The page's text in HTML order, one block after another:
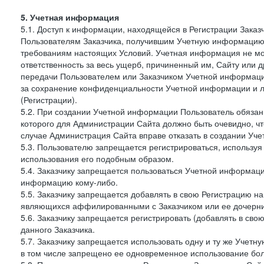
5. Учетная информация
5.1. Доступ к информации, находящейся в Регистрации
Пользователям Заказчика, получившим Учетную
требованиям настоящих Условий. Учетная информация не
ответственность за весь ущерб, причиненный им, Сайту
передачи Пользователем или Заказчиком Учетной
за сохранение конфиденциальности Учетной информации
(Регистрации).
5.2. При создании Учетной информации Пользователь
которого для Администрации Сайта должно быть очевидно,
случае Администрация Сайта вправе отказать в создании
5.3. Пользователю запрещается регистрироваться,
использования его подобным образом.
5.4. Заказчику запрещается пользоваться Учетной
информацию кому-либо.
5.5. Заказчику запрещается добавлять в свою Регистрацию
являющихся аффилированными с Заказчиком или ее
5.6. Заказчику запрещается регистрировать (добавлять в
данного Заказчика.
5.7. Заказчику запрещается использовать одну и ту же
в том числе запрещено ее одновременное использование